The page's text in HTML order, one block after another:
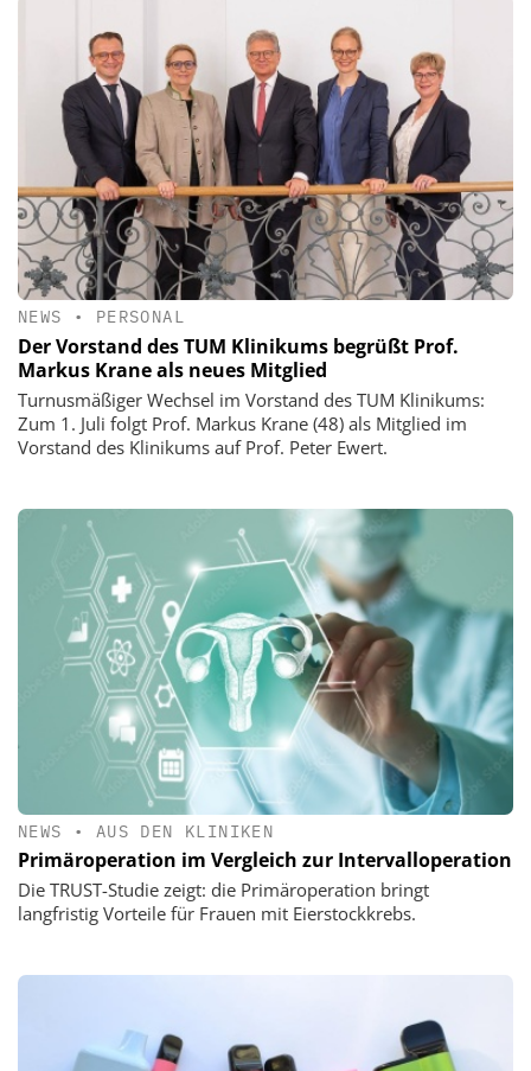
NEWS • PERSONAL
Der Vorstand des TUM Klinikums begrüßt Prof.
Markus Krane als neues Mitglied
Turnusmäßiger Wechsel im Vorstand des TUM Klinikums:
Zum 1. Juli folgt Prof. Markus Krane (48) als Mitglied im
Vorstand des Klinikums auf Prof. Peter Ewert.
NEWS • AUS DEN KLINIKEN
Primäroperation im Vergleich zur Intervalloperation
Die TRUST-Studie zeigt: die Primäroperation bringt
langfristig Vorteile für Frauen mit Eierstockkrebs.